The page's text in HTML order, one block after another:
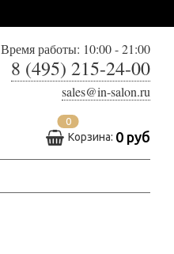
Время работы: 10:00 - 21:00
8 (495) 215-24-00
sales@in-salon.ru
0
Корзина: 0 руб